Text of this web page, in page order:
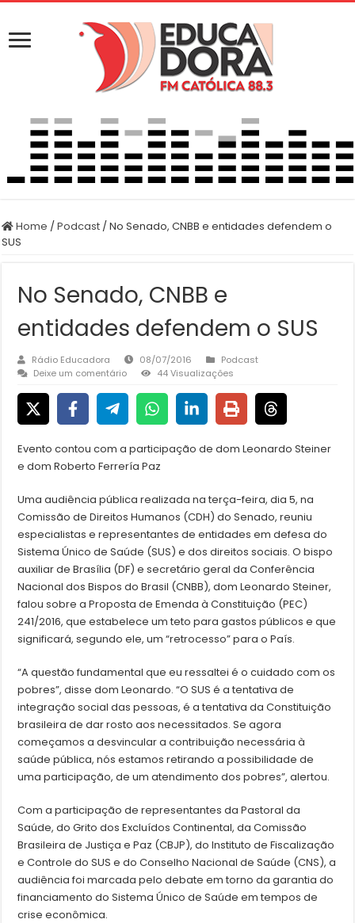
Home /Podcast /No Senado, CNBB e entidades defendem o
SUS
No Senado, CNBB e
entidades defendem o SUS
Rádio Educadora 08/07/2016
Podcast
Deixe um comentário
44 Visualizações
Evento contou com a participação de dom Leonardo Steiner
e dom Roberto Ferrería Paz
Uma audiência pública realizada na terça-feira, dia 5, na
Comissão de Direitos Humanos (CDH) do Senado, reuniu
especialistas e representantes de entidades em defesa do
Sistema Único de Saúde (SUS) e dos direitos sociais. O bispo
auxiliar de Brasília (DF) e secretário geral da Conferência
Nacional dos Bispos do Brasil (CNBB), dom Leonardo Steiner,
falou sobre a Proposta de Emenda à Constituição (PEC)
241/2016, que estabelece um teto para gastos públicos e que
significará, segundo ele, um “retrocesso” para o País.
“A questão fundamental que eu ressaltei é o cuidado com os
pobres”, disse dom Leonardo. “O SUS é a tentativa de
integração social das pessoas, é a tentativa da Constituição
brasileira de dar rosto aos necessitados. Se agora
começamos a desvincular a contribuição necessária à
saúde pública, nós estamos retirando a possibilidade de
uma participação, de um atendimento dos pobres”, alertou.
Com a participação de representantes da Pastoral da
Saúde, do Grito dos Excluídos Continental, da Comissão
Brasileira de Justiça e Paz (CBJP), do Instituto de Fiscalização
e Controle do SUS e do Conselho Nacional de Saúde (CNS), a
audiência foi marcada pelo debate em torno da garantia do
financiamento do Sistema Único de Saúde em tempos de
crise econômica.